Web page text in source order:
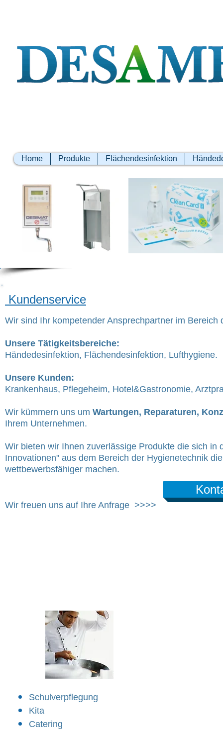
Home Produkte Flächendesinfektion
Kundenservice
Wir sind Ihr kompetender Ansprechpartner im Bereich
Unsere Tätigkeitsbereiche:
Händedesinfektion, Flächendesinfektion, Lufthygiene.
Unsere Kunden:
Krankenhaus, Pflegeheim, Hotel&Gastronomie,
Wir kümmern uns um Wartungen, Reparaturen,
Ihrem Unternehmen.
Wir bieten wir Ihnen zuverlässige Produkte die sich
Innovationen" aus dem Bereich der Hygienetechnik
wettbewerbsfähiger machen.
Wir freuen uns auf Ihre
Schulverpflegung
Kita
Catering